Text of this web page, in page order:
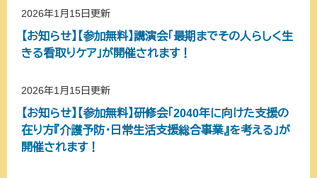
2026年1月15日更新
【お知らせ】【参加無料】講演会「最期までその人らしく生
きる看取りケア」が開催されます！
2026年1月15日更新
【お知らせ】【参加無料】研修会「2040年に向けた支援の
在り方『介護予防・日常生活支援総合事業』を考える」が
開催されます！